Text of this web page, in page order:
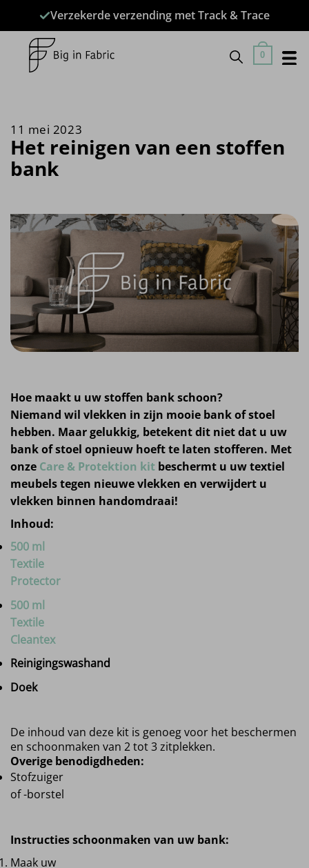
inhoud
Verzekerde verzending met Track & Trace
0
Het reinigen van een stoffen
bank
Hoe maakt u uw stoffen bank schoon?
Niemand wil vlekken in zijn mooie bank of stoel
hebben. Maar gelukkig, betekent dit niet dat u uw
bank of stoel opnieuw hoeft te laten stofferen. Met
onze Care & Protektion kit beschermt u uw textiel
meubels tegen nieuwe vlekken en verwijdert u
vlekken binnen handomdraai!
Inhoud:
500 ml
Textile
Protector
500 ml
Textile
Cleantex
Reinigingswashand
Doek
De inhoud van deze kit is genoeg voor het beschermen
en schoonmaken van 2 tot 3 zitplekken.
Overige benodigdheden:
Stofzuiger
of -borstel
Instructies schoonmaken van uw bank:
Maak uw